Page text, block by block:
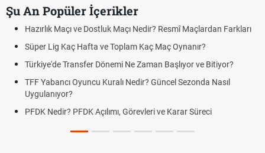
Şu An Popüler İçerikler
Hazırlık Maçı ve Dostluk Maçı Nedir? Resmî Maçlardan Farkları
Süper Lig Kaç Hafta ve Toplam Kaç Maç Oynanır?
Türkiye'de Transfer Dönemi Ne Zaman Başlıyor ve Bitiyor?
TFF Yabancı Oyuncu Kuralı Nedir? Güncel Sezonda Nasıl
Uygulanıyor?
PFDK Nedir? PFDK Açılımı, Görevleri ve Karar Süreci